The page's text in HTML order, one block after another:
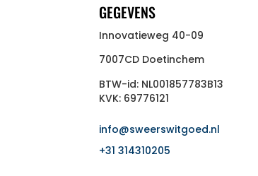
GEGEVENS
Innovatieweg 40-09
7007CD Doetinchem
BTW-id: NL001857783B13
KVK: 69776121
info@sweerswitgoed.nl
+31 314310205